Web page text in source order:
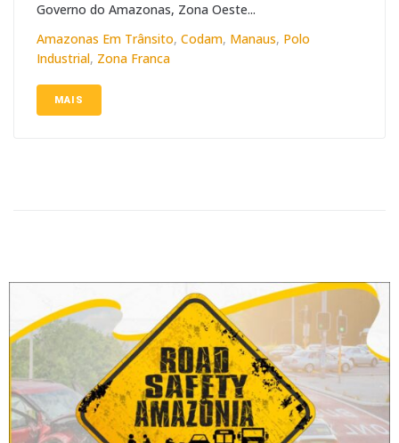
Governo do Amazonas, Zona Oeste...
Amazonas Em Trânsito, Codam, Manaus, Polo
Industrial, Zona Franca
MAIS